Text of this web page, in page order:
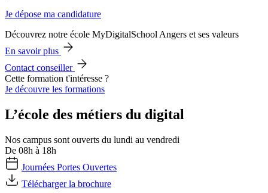
Je dépose ma candidature
Découvrez notre école MyDigitalSchool Angers et ses valeurs
En savoir plus
Contact conseiller
Cette formation t'intéresse ?
Je découvre les formations
L’école des métiers du digital
Nos campus sont ouverts du lundi au vendredi
De 08h à 18h
Journées Portes Ouvertes
Télécharger la brochure